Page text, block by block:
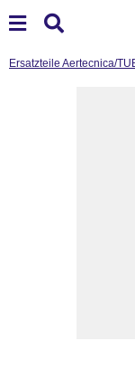
Ersatzteile Aertecnica/